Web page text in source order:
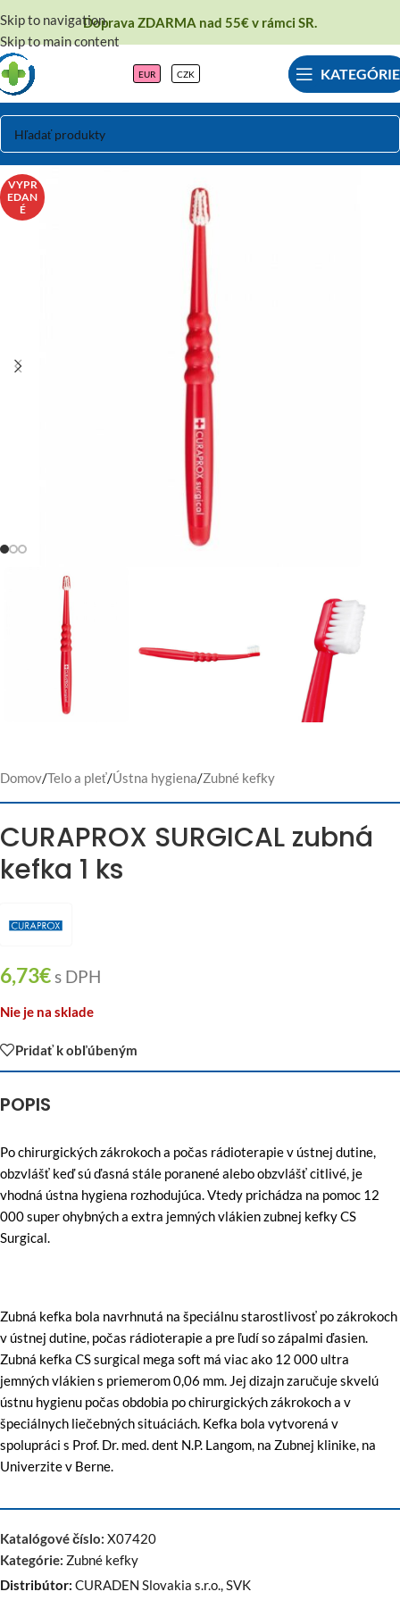
Skip to navigation
Skip to main content
Doprava ZDARMA nad 55€ v rámci SR.
EUR CZK KATEGÓRIE
VYPR
EDAN
É
Domov/Telo a pleť/Ústna hygiena/Zubné kefky
CURAPROX SURGICAL zubná
kefka 1 ks
6,73€s DPH
Nie je na sklade
Pridať k obľúbeným
POPIS
Po chirurgických zákrokoch a počas rádioterapie v ústnej dutine,
obzvlášť keď sú ďasná stále poranené alebo obzvlášť citlivé, je
vhodná ústna hygiena rozhodujúca. Vtedy prichádza na pomoc 12
000 super ohybných a extra jemných vlákien zubnej kefky CS
Surgical.
Zubná kefka bola navrhnutá na špeciálnu starostlivosť po zákrokoch
v ústnej dutine, počas rádioterapie a pre ľudí so zápalmi ďasien.
Zubná kefka CS surgical mega soft má viac ako 12 000 ultra
jemných vlákien s priemerom 0,06 mm. Jej dizajn zaručuje skvelú
ústnu hygienu počas obdobia po chirurgických zákrokoch a v
špeciálnych liečebných situáciách. Kefka bola vytvorená v
spolupráci s Prof. Dr. med. dent N.P. Langom, na Zubnej klinike, na
Univerzite v Berne.
Katalógové číslo: X07420
Kategórie: Zubné kefky
Distribútor: CURADEN Slovakia s.r.o., SVK